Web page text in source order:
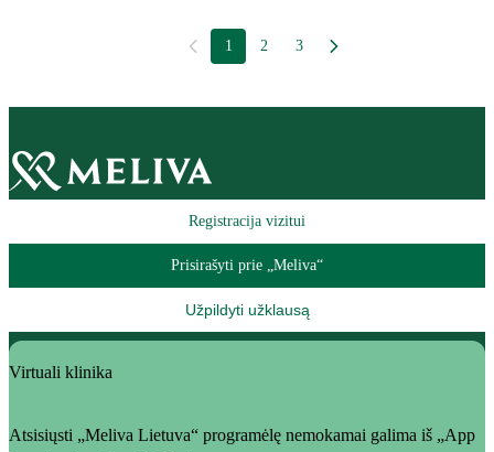
1 2 3
Registracija vizitui
Prisirašyti prie „Meliva“
Užpildyti užklausą
Virtuali klinika
Atsisiųsti „Meliva Lietuva“ programėlę nemokamai galima iš „App